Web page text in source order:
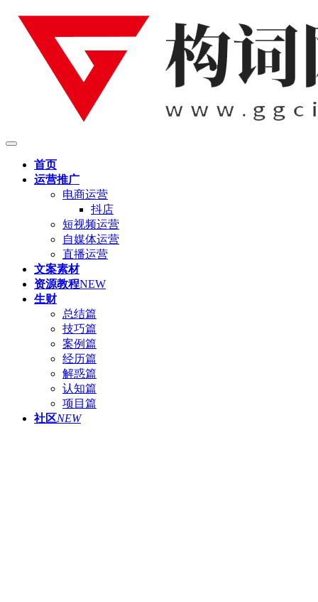
首页
运营推广
电商运营
抖店
短视频运营
自媒体运营
直播运营
文案素材
资源教程NEW
生财
总结篇
技巧篇
案例篇
经历篇
解惑篇
认知篇
项目篇
社区NEW